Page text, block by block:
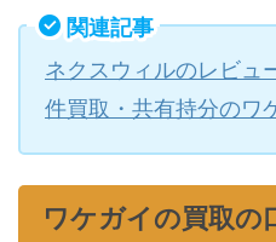
関連記事
ネクスウィルのレビ
件買取・共有持分のワ
ワケガイの買取の